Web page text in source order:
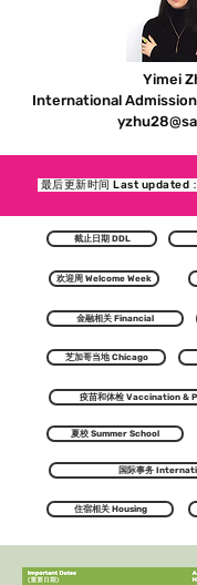
Yimei
International
最后更新时间 Last updated
截止日期 DDL
欢迎周 Welcome Week
金融相关 Financial
芝加哥当地 Chicago
疫苗和体检 Vaccination &
夏校 Summer School
国际事务
住宿相关 Housing